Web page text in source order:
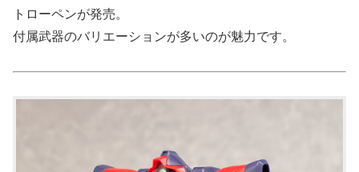
トローペンが発売。
付属武器のバリエーションが多いのが魅力です。